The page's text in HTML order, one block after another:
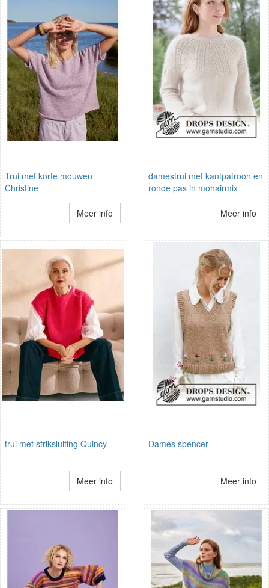
Trui met korte mouwen
Christine
Meer info
damestrui met kantpatroon en
ronde pas in mohairmix
Meer info
trui met striksluiting Quincy
Meer info
Dames spencer
Meer info